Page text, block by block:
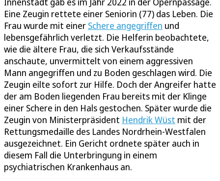
Eine Zeugin rettete einer Seniorin (77) das Leben. Die
Frau wurde mit einer Schere angegriffen und
lebensgefährlich verletzt. Die Helferin beobachtete,
wie die ältere Frau, die sich Verkaufsstände
anschaute, unvermittelt von einem aggressiven
Mann angegriffen und zu Boden geschlagen wird. Die
Zeugin eilte sofort zur Hilfe. Doch der Angreifer hatte
der am Boden liegenden Frau bereits mit der Klinge
einer Schere in den Hals gestochen. Später wurde die
Zeugin von Ministerpräsident Hendrik Wüst mit der
Rettungsmedaille des Landes Nordrhein-Westfalen
ausgezeichnet. Ein Gericht ordnete später auch in
diesem Fall die Unterbringung in einem
psychiatrischen Krankenhaus an.